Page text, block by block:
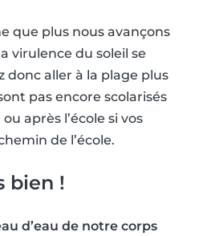
que plus nous avançons
virulence du soleil se
donc aller à la plage plus
pas encore scolarisés
après l’école si vos
de l’école.
bien !
d’eau de notre corps